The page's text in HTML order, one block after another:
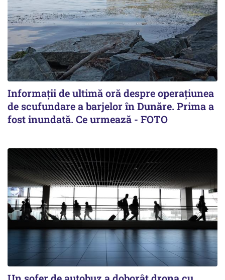
Informații de ultimă oră despre operațiunea
de scufundare a barjelor în Dunăre. Prima a
fost inundată. Ce urmează - FOTO